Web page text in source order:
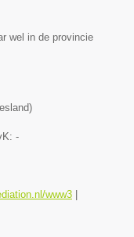
wel in de provincie
)
-
www3